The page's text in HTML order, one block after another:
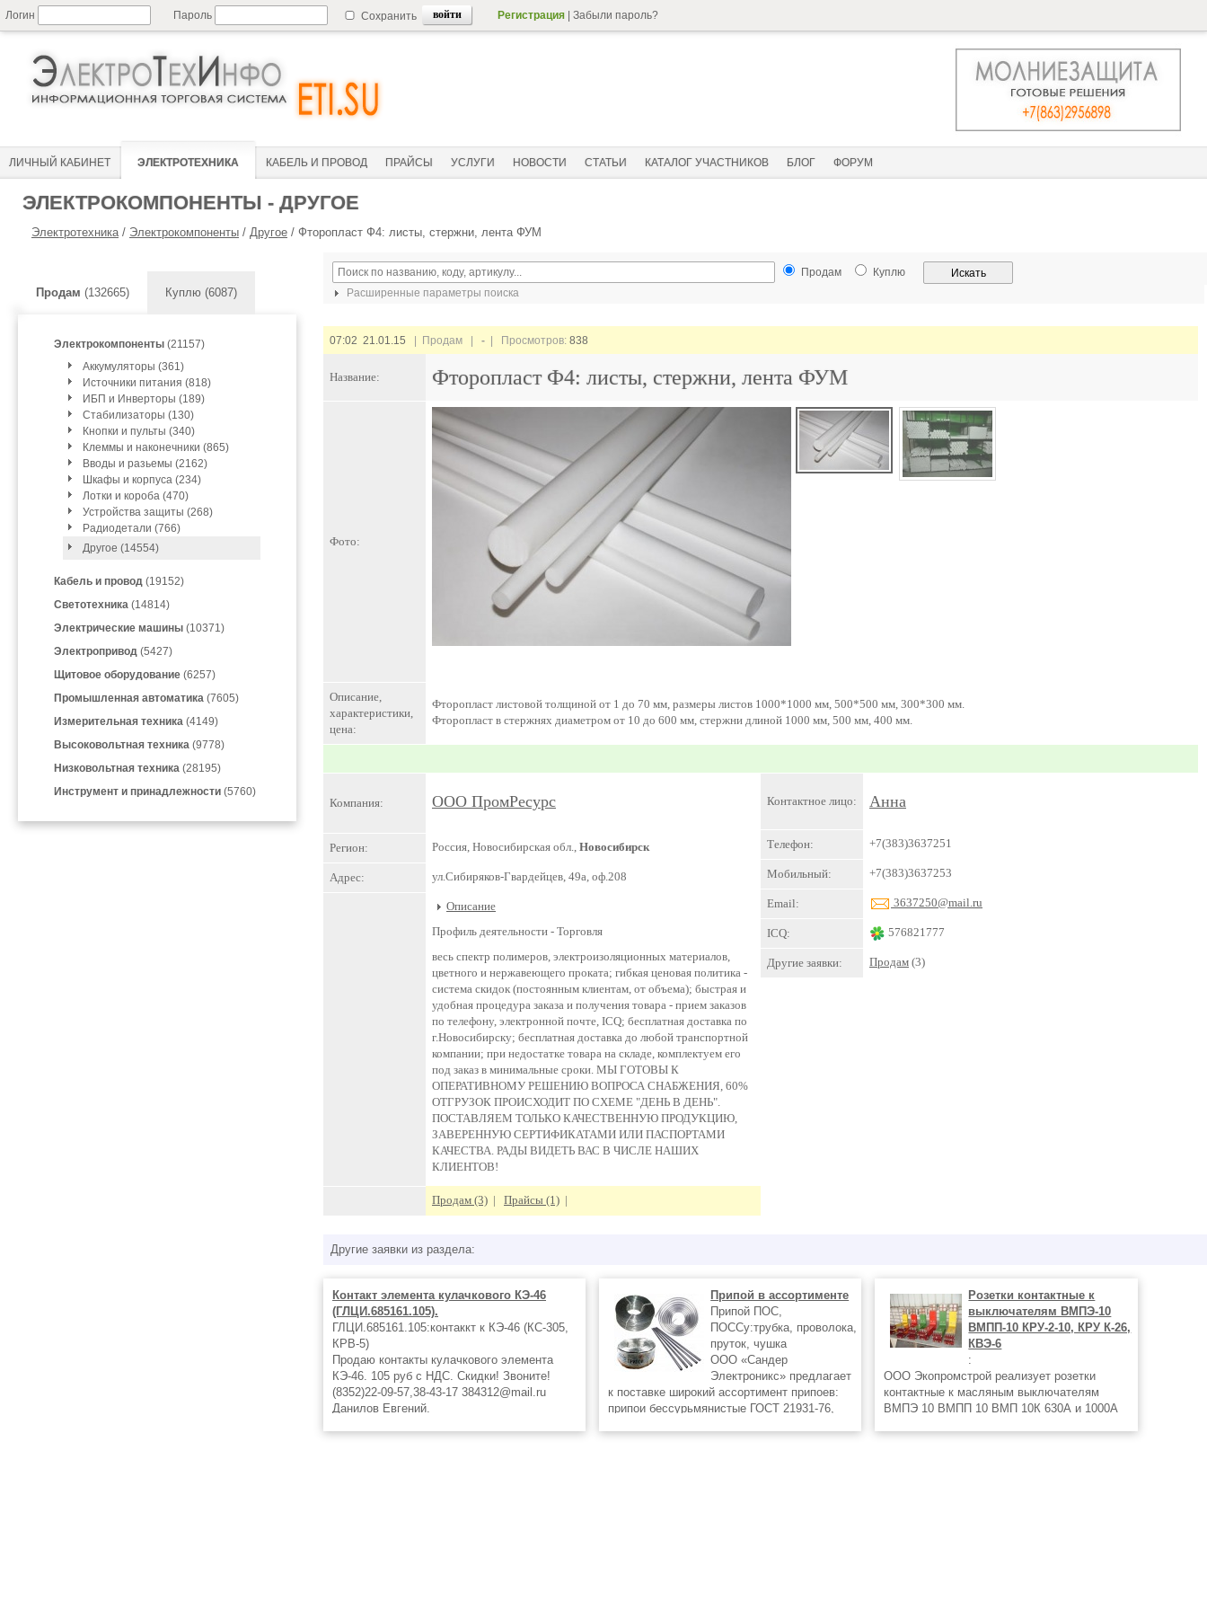
Логин Пароль Сохранить Регистрация Забыли пароль?
ЛИЧНЫЙ КАБИНЕТ ЭЛЕКТРОТЕХНИКА КАБЕЛЬ И ПРОВОД ПРАЙСЫ УСЛУГИ НОВОСТИ СТАТЬИ КАТАЛОГ УЧАСТНИКОВ БЛОГ ФОРУМ
ЭЛЕКТРОКОМПОНЕНТЫ - ДРУГОЕ
Электротехника/ Электрокомпоненты / Другое / Фторопласт Ф4: листы, стержни, лента ФУМ
Продам (132665) Куплю (6087)
Электрокомпоненты (21157)
Аккумуляторы (361)
Источники питания (818)
ИБП и Инверторы (189)
Стабилизаторы (130)
Кнопки и пульты (340)
Клеммы и наконечники (865)
Вводы и разьемы (2162)
Шкафы и корпуса (234)
Лотки и короба (470)
Устройства защиты (268)
Радиодетали (766)
Другое (14554)
Кабель и провод (19152)
Светотехника (14814)
Электрические машины (10371)
Электропривод (5427)
Щитовое оборудование (6257)
Промышленная автоматика (7605)
Измерительная техника (4149)
Высоковольтная техника (9778)
Низковольтная техника (28195)
Инструмент и принадлежности (5760)
Продам
Куплю
Расширенные параметры поиска
07:02 21.01.15 | Продам | - | Просмотров: 838
Название: Фторопласт Ф4: листы, стержни, лента ФУМ
Фото:
Описание,
характеристики,
цена:
Фторопласт листовой толщиной от 1 до 70 мм, размеры листов 1000*1000 мм, 500*500 мм, 300*300 мм.
Фторопласт в стержнях диаметром от 10 до 600 мм, стержни длиной 1000 мм, 500 мм, 400 мм.
Компания: ООО ПромРесурс
Регион: Россия, Новосибирская обл., Новосибирск
Адрес: ул.Сибиряков-Гвардейцев, 49а, оф.208
Описание
Профиль деятельности - Торговля
весь спектр полимеров, электроизоляционных материалов,
цветного и нержавеющего проката; гибкая ценовая политика -
система скидок (постоянным клиентам, от объема); быстрая и
удобная процедура заказа и получения товара - прием заказов
по телефону, электронной почте, ICQ; бесплатная доставка по
г.Новосибирску; бесплатная доставка до любой транспортной
компании; при недостатке товара на складе, комплектуем его
под заказ в минимальные сроки. МЫ ГОТОВЫ К
ОПЕРАТИВНОМУ РЕШЕНИЮ ВОПРОСА СНАБЖЕНИЯ, 60%
ОТГРУЗОК ПРОИСХОДИТ ПО СХЕМЕ "ДЕНЬ В ДЕНЬ".
ПОСТАВЛЯЕМ ТОЛЬКО КАЧЕСТВЕННУЮ ПРОДУКЦИЮ,
ЗАВЕРЕННУЮ СЕРТИФИКАТАМИ ИЛИ ПАСПОРТАМИ
КАЧЕСТВА. РАДЫ ВИДЕТЬ ВАС В ЧИСЛЕ НАШИХ
КЛИЕНТОВ!
Продам (3) | Прайсы (1) |
Контактное лицо: Анна
Телефон: +7(383)3637251
Мобильный: +7(383)3637253
Email: 3637250@mail.ru
ICQ: 576821777
Другие заявки: Продам (3)
Другие заявки из раздела:
Контакт элемента кулачкового КЭ-46
(ГЛЦИ.685161.105).
ГЛЦИ.685161.105:контаккт к КЭ-46 (КС-305,
КРВ-5)
Продаю контакты кулачкового элемента
КЭ-46. 105 руб с НДС. Скидки! Звоните!
(8352)22-09-57,38-43-17 384312@mail.ru
Данилов Евгений.
Припой в ассортименте
Припой ПОС,
ПОССу:трубка, проволока,
пруток, чушка
ООО «Сандер
Электроникс» предлагает
к поставке широкий ассортимент припоев:
припои бессурьмянистые ГОСТ 21931-76,
Розетки контактные к
выключателям ВМПЭ-10
ВМПП-10 КРУ-2-10, КРУ К-26,
КВЭ-6
:
ООО Экопромстрой реализует розетки
контактные к масляным выключателям
ВМПЭ 10 ВМПП 10 ВМП 10К 630А и 1000А